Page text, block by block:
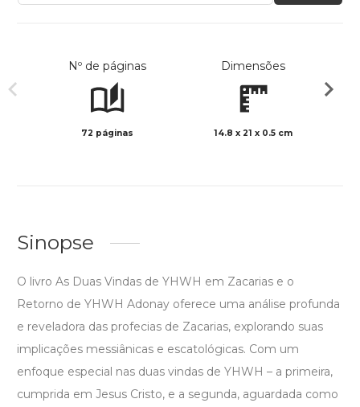
Nº de páginas
72 páginas
Dimensões
14.8 x 21 x 0.5 cm
Sinopse
O livro As Duas Vindas de YHWH em Zacarias e o
Retorno de YHWH Adonay oferece uma análise profunda
e reveladora das profecias de Zacarias, explorando suas
implicações messiânicas e escatológicas. Com um
enfoque especial nas duas vindas de YHWH – a primeira,
cumprida em Jesus Cristo, e a segunda, aguardada como